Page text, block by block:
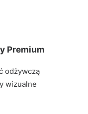
Premium
odżywczą
wizualne